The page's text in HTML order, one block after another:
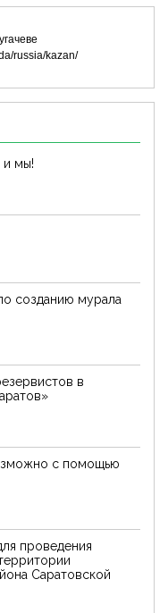
russia/kazan/
и мы!
созданию мурала
в
с помощью
проведения
Саратовской